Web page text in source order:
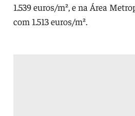
1.539 euros/m², e na Área
com 1.513 euros/m².